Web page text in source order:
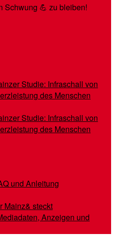
Schwung 💪 zu bleiben!
Studie: Infraschall von
des Menschen
Studie: Infraschall von
des Menschen
und Anleitung
Mainz& steckt
Anzeigen und